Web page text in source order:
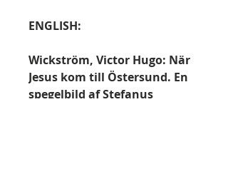
ENGLISH:
Wickström, Victor Hugo: När
Jesus kom till Östersund. En
spegelbild af Stefanus